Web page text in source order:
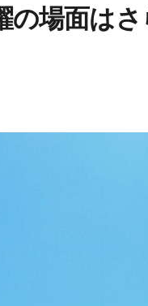
の場面は